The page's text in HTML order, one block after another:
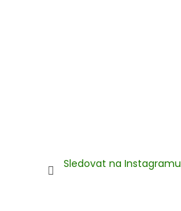
Sledovat na Instagramu